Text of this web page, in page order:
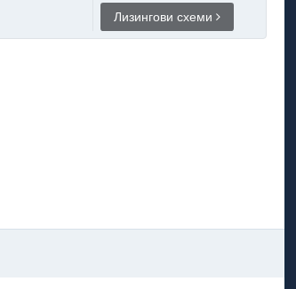
Лизингови схеми